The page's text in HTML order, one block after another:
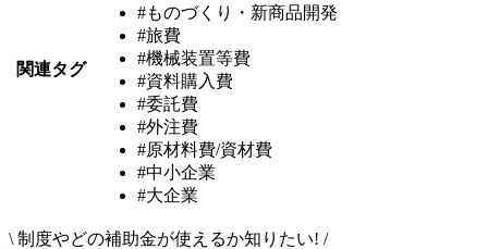
関連タグ
#ものづくり・新商品開発
#旅費
#機械装置等費
#資料購入費
#委託費
#外注費
#原材料費/資材費
#中小企業
#大企業
\ 制度やどの補助金が使えるか知りたい! /